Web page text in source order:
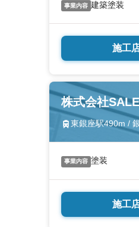
事業内容 建築塗装
施工
株式会社
東銀座駅490m /
事業内容 塗装
施工